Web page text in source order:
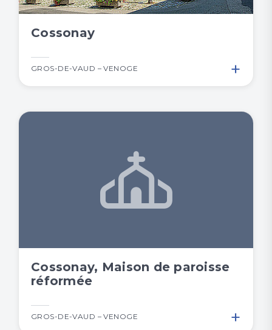
Cossonay
GROS-DE-VAUD – VENOGE +
Cossonay, Maison de paroisse
réformée
GROS-DE-VAUD – VENOGE +